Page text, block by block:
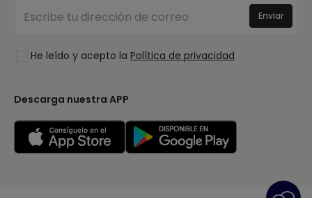
Preguntas frecuentes
Iniciar sesión
Iluminación para empresas
Colecciones
LoveYouGreen
He leído y acepto la Política de privacidad
Enviar
Descarga nuestra APP